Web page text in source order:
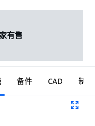
有售
备件 CAD 制图